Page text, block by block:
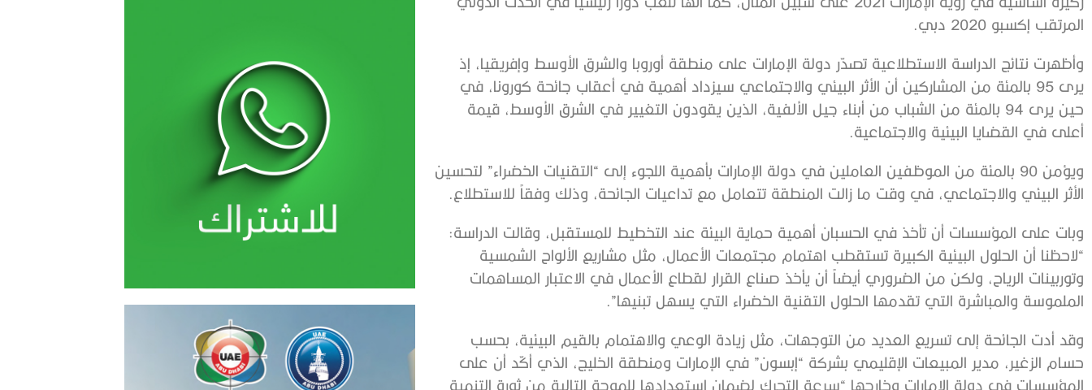
المرتقب إكسبو 2020 دبي.
وأظهرت نتائج الدراسة الاستطلاعية تصدّر دولة الإمارات على منطقة أوروبا والشرق الأوسط وإفريقيا، إذ
يرى 95 بالمئة من المشاركين أن الأثر البيئي والاجتماعي سيزداد أهمية في أعقاب جائحة كورونا، في
حين يرى 94 بالمئة من الشباب من أبناء جيل الألفية، الذين يقودون التغيير في الشرق الأوسط، قيمة
أعلى في القضايا البيئية والاجتماعية.
ويؤمن 90 بالمئة من الموظفين العاملين في دولة الإمارات بأهمية اللجوء إلى “التقنيات الخضراء” لتحسين
الأثر البيئي والاجتماعي، في وقت ما زالت المنطقة تتعامل مع تداعيات الجائحة، وذلك وفقاً للاستطلاع.
وبات على المؤسسات أن تأخذ في الحسبان أهمية حماية البيئة عند التخطيط للمستقبل، وقالت الدراسة:
“لاحظنا أن الحلول البيئية الكبيرة تستقطب اهتمام مجتمعات الأعمال، مثل مشاريع الألواح الشمسية
وتوربينات الرياح، ولكن من الضروري أيضاً أن يأخذ صناع القرار لقطاع الأعمال في الاعتبار المساهمات
الملموسة والمباشرة التي تقدمها الحلول التقنية الخضراء التي يسهل تبنيها”.
وقد أدت الجائحة إلى تسريع العديد من التوجهات، مثل زيادة الوعي والاهتمام بالقيم البيئية، بحسب
حسام الزغير، مدير المبيعات الإقليمي بشركة “إبسون” في الإمارات ومنطقة الخليج، الذي أكّد أن على
المؤسسات في دولة الإمارات وخارجها “سرعة التحرك لضمان استعدادها للموجة التالية من ثورة التنمية